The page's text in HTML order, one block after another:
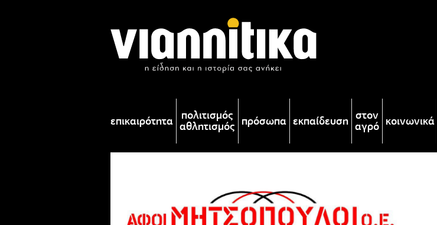
επικαιρότητα πολιτισμός
αθλητισμός πρόσωπα εκπαίδευση στον
αγρό κοινωνικά